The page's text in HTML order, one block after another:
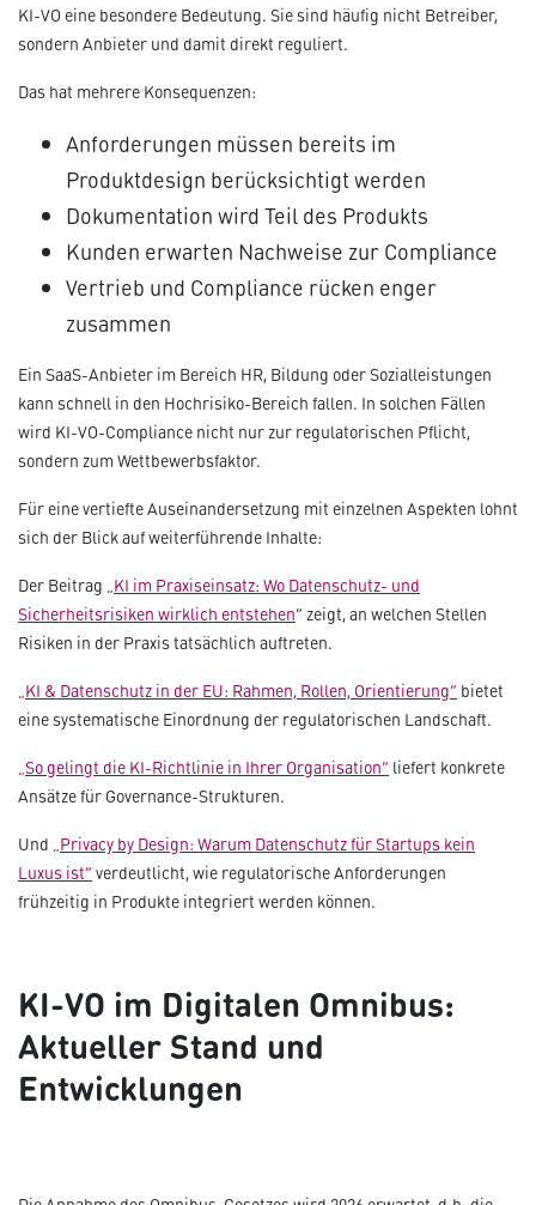
KI-VO eine besondere Bedeutung. Sie sind häufig nicht Betreiber,
sondern Anbieter und damit direkt reguliert.
Das hat mehrere Konsequenzen:
Anforderungen müssen bereits im
Produktdesign berücksichtigt werden
Dokumentation wird Teil des Produkts
Kunden erwarten Nachweise zur Compliance
Vertrieb und Compliance rücken enger
zusammen
Ein SaaS-Anbieter im Bereich HR, Bildung oder Sozialleistungen
kann schnell in den Hochrisiko-Bereich fallen. In solchen Fällen
wird KI-VO-Compliance nicht nur zur regulatorischen Pflicht,
sondern zum Wettbewerbsfaktor.
Für eine vertiefte Auseinandersetzung mit einzelnen Aspekten lohnt
sich der Blick auf weiterführende Inhalte:
Der Beitrag „KI im Praxiseinsatz: Wo Datenschutz- und
Sicherheitsrisiken wirklich entstehen“ zeigt, an welchen Stellen
Risiken in der Praxis tatsächlich auftreten.
„KI & Datenschutz in der EU: Rahmen, Rollen, Orientierung“ bietet
eine systematische Einordnung der regulatorischen Landschaft.
„So gelingt die KI-Richtlinie in Ihrer Organisation“ liefert konkrete
Ansätze für Governance-Strukturen.
Und „Privacy by Design: Warum Datenschutz für Startups kein
Luxus ist“ verdeutlicht, wie regulatorische Anforderungen
frühzeitig in Produkte integriert werden können.
KI-VO im Digitalen Omnibus:
Aktueller Stand und
Entwicklungen